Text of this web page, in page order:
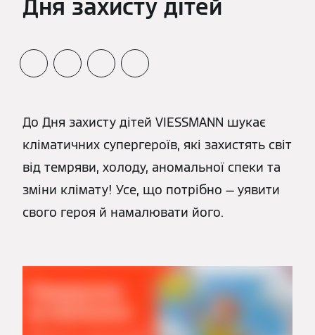
Дня захисту дітей
До Дня захисту дітей VIESSMANN шукає
кліматичних супергероїв, які захистять світ
від темряви, холоду, аномальної спеки та
зміни клімату! Усе, що потрібно — уявити
свого героя й намалювати його.